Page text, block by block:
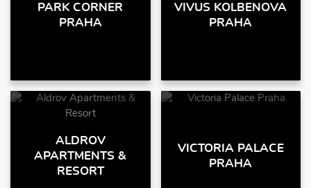
PARK CORNER
PRAHA
VIVUS KOLBENOVA
PRAHA
ALDROV
APARTMENTS &
RESORT
VICTORIA PALACE
PRAHA